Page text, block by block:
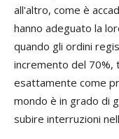
all'altro, come è
hanno adeguato la
quando gli ordini
incremento del
esattamente come
mondo è in grado di
subire interruzioni